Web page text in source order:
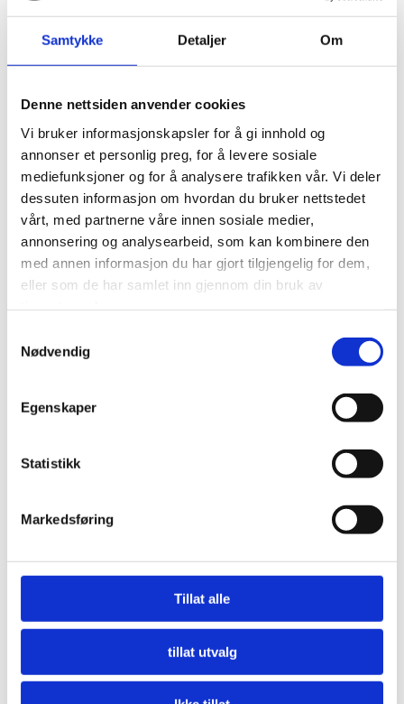
Samtykke Detaljer Om
Denne nettsiden anvender cookies
Vi bruker informasjonskapsler for å gi innhold og
annonser et personlig preg, for å levere sosiale
mediefunksjoner og for å analysere trafikken vår. Vi deler
dessuten informasjon om hvordan du bruker nettstedet
vårt, med partnerne våre innen sosiale medier,
annonsering og analysearbeid, som kan kombinere den
med annen informasjon du har gjort tilgjengelig for dem,
eller som de har samlet inn gjennom din bruk av
Nødvendig
Egenskaper
Statistikk
Markedsføring
Tillat alle
tillat utvalg
Nå må offentlige innkjøpere etterspørre miljø
LES MER